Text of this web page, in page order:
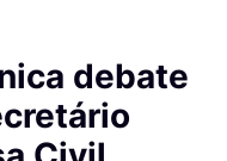
debate